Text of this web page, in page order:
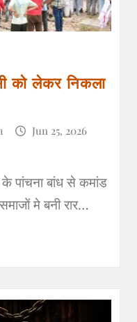
को लेकर निकला
Jun 25, 2026
के पांचना बांध से कमांड
मे बनी रार…